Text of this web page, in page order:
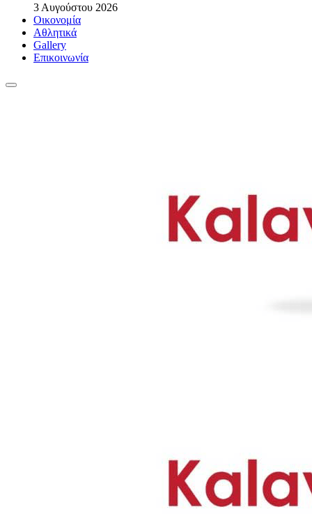
3 Αυγούστου 2026
Οικονομία
Αθλητικά
Gallery
Επικοινωνία